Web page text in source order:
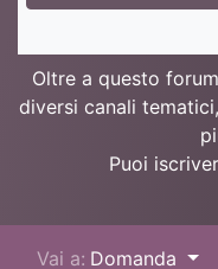
Oltre a questo
diversi canali
Puoi
Vai a: Domanda